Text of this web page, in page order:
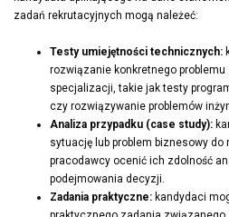
zadań rekrutacyjnych mogą należeć:
Testy umiejętności technicznych:
rozwiązanie konkretnego
specjalizacji, takie jak testy
czy rozwiązywanie problemów
Analiza przypadku (case study):
sytuację lub problem biznesowy
pracodawcy ocenić ich zdolność
podejmowania decyzji.
Zadania praktyczne: kandydaci